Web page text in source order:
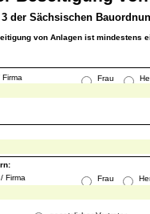
der Sächsischen
Firma
von Anlagen ist mindestens
Frau
Frau